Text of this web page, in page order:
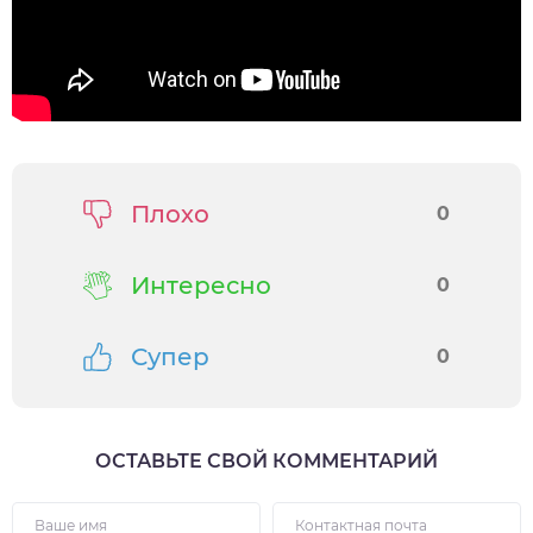
Плохо 0
Интересно 0
Супер 0
ОСТАВЬТЕ СВОЙ КОММЕНТАРИЙ